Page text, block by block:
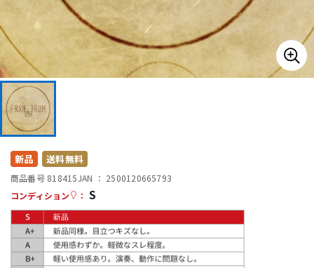
アンプ エフェクター
配信/ライブ機器
中古 ヴィンテージ
新品 送料無料
商品番号 818415JAN ： 2500120665793
コンディション
： S